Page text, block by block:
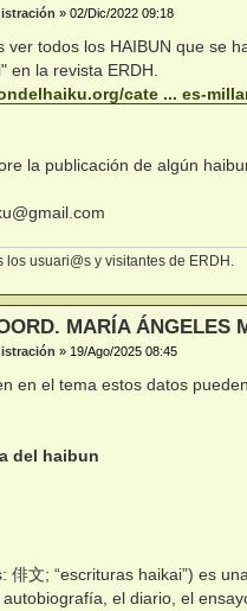
» 02/Dic/2022 09:18
ver todos los HAIBUN que se
en la revista ERDH.
cate ... es-
la publicación de algún
los usuari@s y visitantes de ERDH.
MARÍA ÁNGELES
» 19/Ago/2025 08:45
en el tema estos datos
del haibun
俳文; “escrituras haikai”) es
el diario, el